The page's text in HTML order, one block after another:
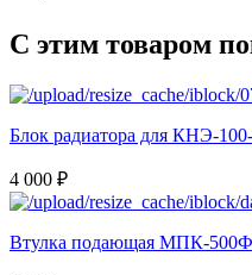
С этим товаром
Блок радиатора для КНЭ-
4 000 ₽
Втулка подающая МПК-